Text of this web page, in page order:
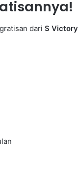
dari S Victory